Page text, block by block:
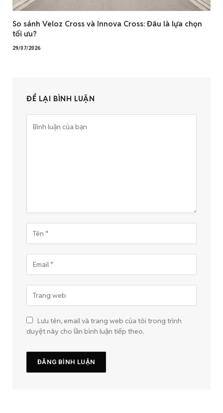
So sánh Veloz Cross và Innova Cross: Đâu là lựa chọn
tối ưu?
29/07/2026
ĐỂ LẠI BÌNH LUẬN
Lưu tên, email và trang web của tôi trong trình
duyệt này cho lần bình luận tiếp theo.